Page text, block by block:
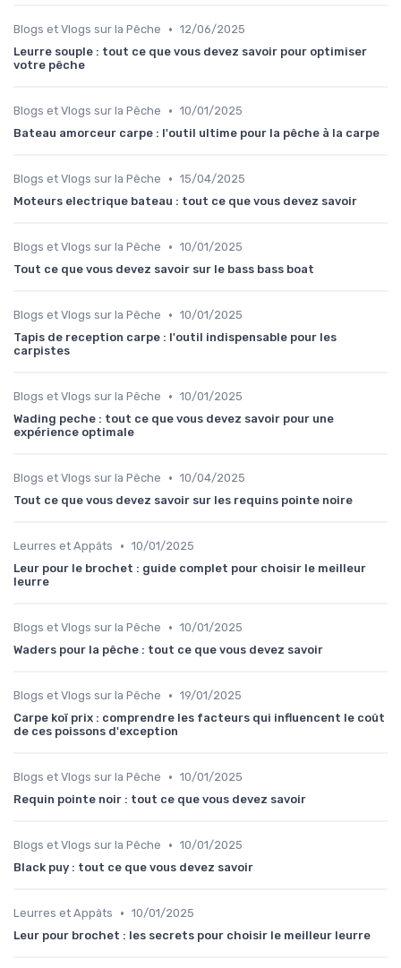
Blogs et Vlogs sur la Pêche • 12/06/2025
Leurre souple : tout ce que vous devez savoir pour optimiser
votre pêche
Blogs et Vlogs sur la Pêche • 10/01/2025
Bateau amorceur carpe : l'outil ultime pour la pêche à la carpe
Blogs et Vlogs sur la Pêche • 15/04/2025
Moteurs electrique bateau : tout ce que vous devez savoir
Blogs et Vlogs sur la Pêche • 10/01/2025
Tout ce que vous devez savoir sur le bass bass boat
Blogs et Vlogs sur la Pêche • 10/01/2025
Tapis de reception carpe : l'outil indispensable pour les
carpistes
Blogs et Vlogs sur la Pêche • 10/01/2025
Wading peche : tout ce que vous devez savoir pour une
expérience optimale
Blogs et Vlogs sur la Pêche • 10/04/2025
Tout ce que vous devez savoir sur les requins pointe noire
Leurres et Appâts • 10/01/2025
Leur pour le brochet : guide complet pour choisir le meilleur
leurre
Blogs et Vlogs sur la Pêche • 10/01/2025
Waders pour la pêche : tout ce que vous devez savoir
Blogs et Vlogs sur la Pêche • 19/01/2025
Carpe koï prix : comprendre les facteurs qui influencent le coût
de ces poissons d'exception
Blogs et Vlogs sur la Pêche • 10/01/2025
Requin pointe noir : tout ce que vous devez savoir
Blogs et Vlogs sur la Pêche • 10/01/2025
Black puy : tout ce que vous devez savoir
Leurres et Appâts • 10/01/2025
Leur pour brochet : les secrets pour choisir le meilleur leurre